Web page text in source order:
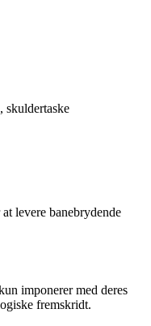
skuldertaske
levere banebrydende
imponerer med deres
fremskridt.